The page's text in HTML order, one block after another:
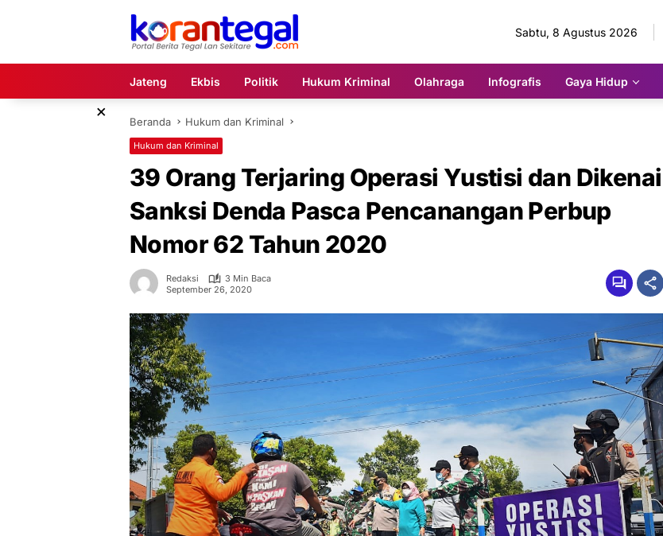
Sabtu, 8 Agustus 2026
Jateng Ekbis Politik Hukum Kriminal Olahraga Infografis Gaya Hidup
×
Beranda Hukum dan Kriminal
Hukum dan Kriminal
39 Orang Terjaring Operasi Yustisi dan Dikenai
Sanksi Denda Pasca Pencanangan Perbup
Nomor 62 Tahun 2020
Redaksi
3 Min Baca
September 26, 2020